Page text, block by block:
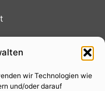
wir Technologien wie
und/oder darauf